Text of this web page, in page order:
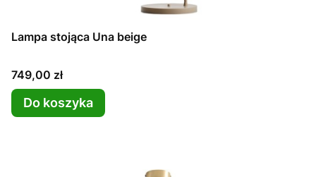
Lampa stojąca Una beige
Cena
749,00 zł
Do koszyka